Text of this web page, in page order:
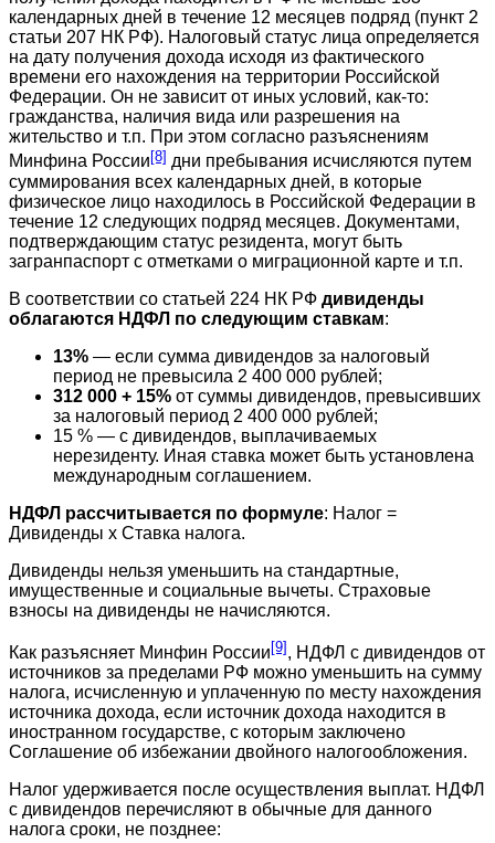
календарных дней в течение 12 месяцев подряд (пункт 2
статьи 207 НК РФ). Налоговый статус лица определяется
на дату получения дохода исходя из фактического
времени его нахождения на территории Российской
Федерации. Он не зависит от иных условий, как-то:
гражданства, наличия вида или разрешения на
жительство и т.п. При этом согласно разъяснениям
Минфина России[8] дни пребывания исчисляются путем
суммирования всех календарных дней, в которые
физическое лицо находилось в Российской Федерации в
течение 12 следующих подряд месяцев. Документами,
подтверждающим статус резидента, могут быть
загранпаспорт с отметками о миграционной карте и т.п.
В соответствии со статьей 224 НК РФ дивиденды
облагаются НДФЛ по следующим ставкам:
13% — если сумма дивидендов за налоговый
период не превысила 2 400 000 рублей;
312 000 + 15% от суммы дивидендов, превысивших
за налоговый период 2 400 000 рублей;
15 % — с дивидендов, выплачиваемых
нерезиденту. Иная ставка может быть установлена
международным соглашением.
НДФЛ рассчитывается по формуле: Налог =
Дивиденды х Ставка налога.
Дивиденды нельзя уменьшить на стандартные,
имущественные и социальные вычеты. Страховые
взносы на дивиденды не начисляются.
Как разъясняет Минфин России[9], НДФЛ с дивидендов от
источников за пределами РФ можно уменьшить на сумму
налога, исчисленную и уплаченную по месту нахождения
источника дохода, если источник дохода находится в
иностранном государстве, с которым заключено
Соглашение об избежании двойного налогообложения.
Налог удерживается после осуществления выплат. НДФЛ
с дивидендов перечисляют в обычные для данного
налога сроки, не позднее: